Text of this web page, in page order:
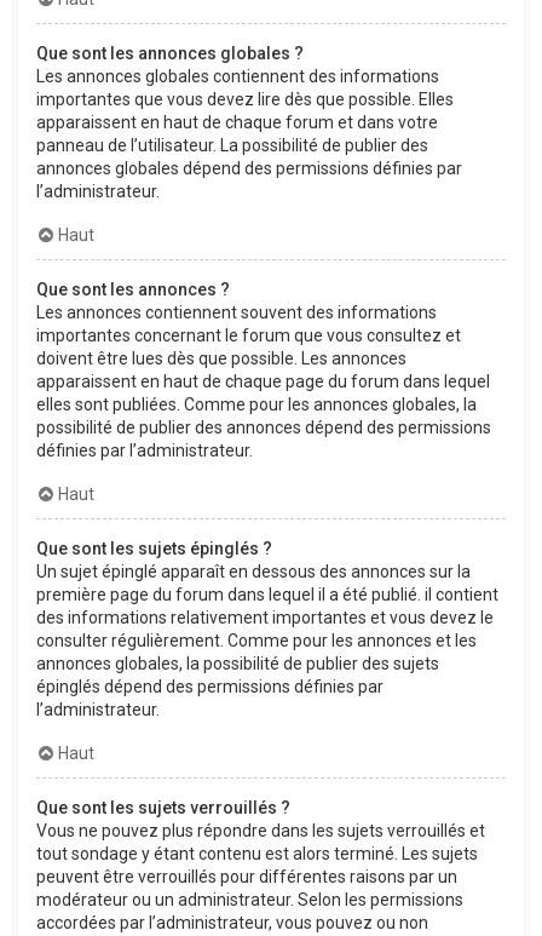
Que sont les annonces globales ?
Les annonces globales contiennent des informations
importantes que vous devez lire dès que possible. Elles
apparaissent en haut de chaque forum et dans votre
panneau de l’utilisateur. La possibilité de publier des
annonces globales dépend des permissions définies par
l’administrateur.
Haut
Que sont les annonces ?
Les annonces contiennent souvent des informations
importantes concernant le forum que vous consultez et
doivent être lues dès que possible. Les annonces
apparaissent en haut de chaque page du forum dans lequel
elles sont publiées. Comme pour les annonces globales, la
possibilité de publier des annonces dépend des permissions
définies par l’administrateur.
Haut
Que sont les sujets épinglés ?
Un sujet épinglé apparaît en dessous des annonces sur la
première page du forum dans lequel il a été publié. il contient
des informations relativement importantes et vous devez le
consulter régulièrement. Comme pour les annonces et les
annonces globales, la possibilité de publier des sujets
épinglés dépend des permissions définies par
l’administrateur.
Haut
Que sont les sujets verrouillés ?
Vous ne pouvez plus répondre dans les sujets verrouillés et
tout sondage y étant contenu est alors terminé. Les sujets
peuvent être verrouillés pour différentes raisons par un
modérateur ou un administrateur. Selon les permissions
accordées par l’administrateur, vous pouvez ou non